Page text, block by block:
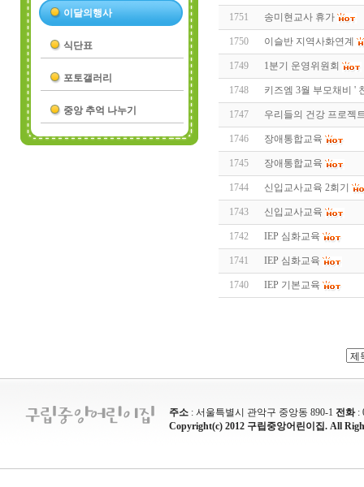
이달의행사
식단표
포토갤러리
중앙 추억 나누기
1751 송미현교사 휴가
1750 이슬반 지역사화연계
1749 1분기 운영위원회
1748 키즈엠 3월 부모채비 '
1747 우리들의 건강 프로젝
1746 장애통합교육
1745 장애통합교육
1744 신입교사교육 2회기
1743 신입교사교육
1742 IEP 심화교육
1741 IEP 심화교육
1740 IEP 기본교육
주소 : 서울특별시 관악구 중앙동 890-1 전화:
Copyright(c) 2012 구립중앙어린이집. All